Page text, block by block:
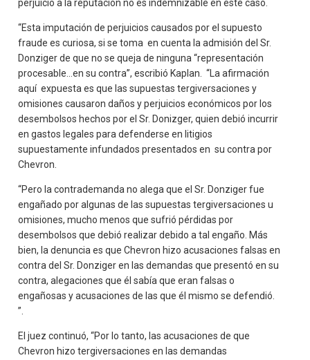
perjuicio a la reputación no es indemnizable en este caso.
“Esta imputación de perjuicios causados por el supuesto
fraude es curiosa, si se toma en cuenta la admisión del Sr.
Donziger de que no se queja de ninguna “representación
procesable…en su contra”, escribió Kaplan. “La afirmación
aquí expuesta es que las supuestas tergiversaciones y
omisiones causaron daños y perjuicios económicos por los
desembolsos hechos por el Sr. Donizger, quien debió incurrir
en gastos legales para defenderse en litigios
supuestamente infundados presentados en su contra por
Chevron.
“Pero la contrademanda no alega que el Sr. Donziger fue
engañado por algunas de las supuestas tergiversaciones u
omisiones, mucho menos que sufrió pérdidas por
desembolsos que debió realizar debido a tal engaño. Más
bien, la denuncia es que Chevron hizo acusaciones falsas en
contra del Sr. Donziger en las demandas que presentó en su
contra, alegaciones que él sabía que eran falsas o
engañosas y acusaciones de las que él mismo se defendió.
”.
El juez continuó, “Por lo tanto, las acusaciones de que
Chevron hizo tergiversaciones en las demandas